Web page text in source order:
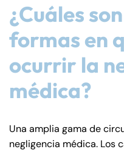
t
¿Cuáles
formas en
ocurrir la
médica?
Una amplia gama de
negligencia médica. Los